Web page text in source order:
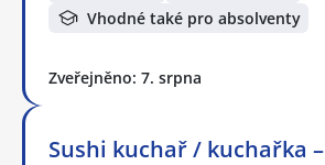
Vhodné také pro absolventy
Zveřejněno: 7. srpna
Sushi kuchař / kuchařka –